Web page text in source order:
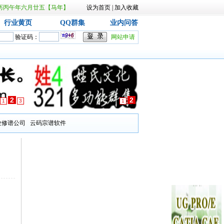
丙午年六月廿五【马年】 设为首页 加入收藏
行业黄页 QQ群集 业内问答
验证码： 网站申请
1 2 3 1 2
谱公司 云码宗谱软件